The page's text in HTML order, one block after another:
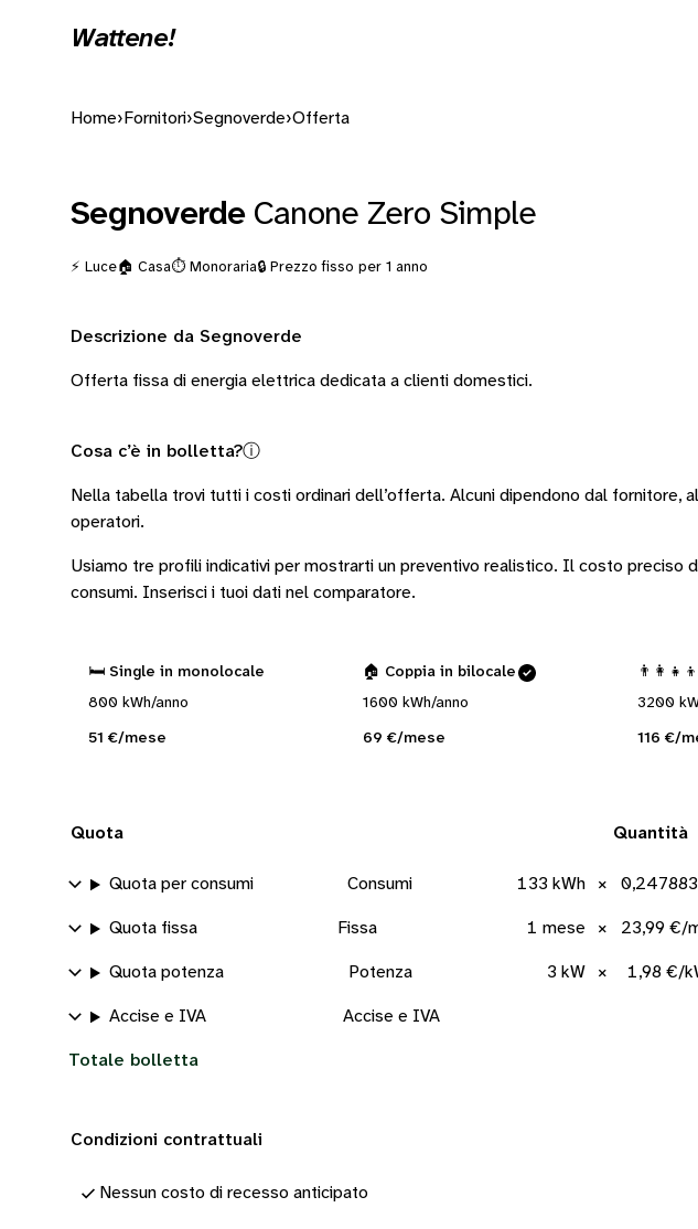
Wattene!
Home› Fornitori›Segnoverde›Offerta
Segnoverde Canone Zero Simple
⚡ Luce🏠 Casa⏱️ Monoraria🔒 Prezzo fisso per 1 anno
Descrizione da Segnoverde
Offerta fissa di energia elettrica dedicata a clienti domestici.
Cosa c’è in bolletta?ⓘ
Nella tabella trovi tutti i costi ordinari dell’offerta. Alcuni dipendono dal fornitore,
operatori.
Usiamo tre profili indicativi per mostrarti un preventivo realistico. Il costo preciso
consumi. Inserisci i tuoi dati nel comparatore.
🛏️ Single in monolocale
800 kWh/anno
51 €/mese
🏠 Coppia in bilocale
1600 kWh/anno
69 €/mese
3200
116 €/
Quota Quantità
Quota per consumi Consumi 133 kWh ×
Quota fissa Fissa 1 mese × 23,99 €/
Quota potenza Potenza 3 kW × 1,98 €/
Accise e IVA Accise e IVA
Totale bolletta
Condizioni contrattuali
Nessun costo di recesso anticipato